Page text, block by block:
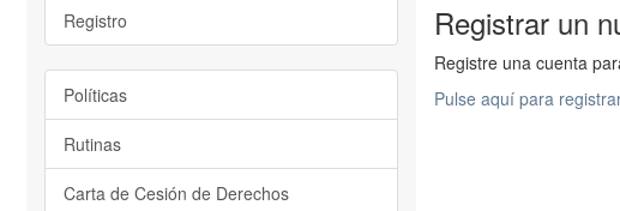
Registrar un
Registre una cuenta
Pulse aquí para
Registro
Políticas
Rutinas
Carta de Cesión de Derechos